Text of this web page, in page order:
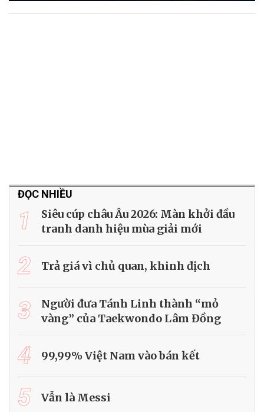
ĐỌC NHIỀU
1
Siêu cúp châu Âu 2026: Màn khởi đầu
tranh danh hiệu mùa giải mới
2 Trả giá vì chủ quan, khinh địch
3
Người đưa Tánh Linh thành “mỏ
vàng” của Taekwondo Lâm Đồng
4 99,99% Việt Nam vào bán kết
5 Vẫn là Messi